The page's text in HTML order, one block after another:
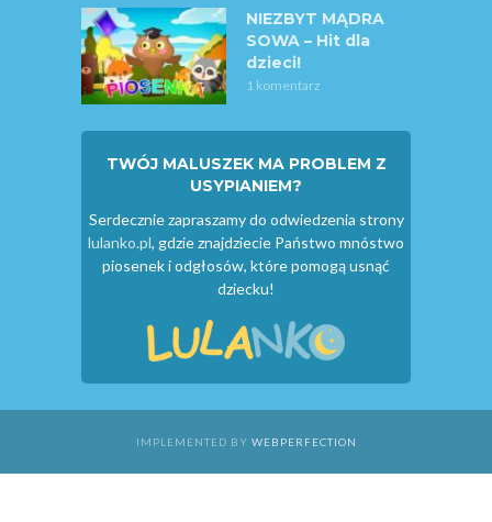
NIEZBYT MĄDRA
SOWA – Hit dla
dzieci!
1 komentarz
TWÓJ MALUSZEK MA PROBLEM Z
USYPIANIEM?
Serdecznie zapraszamy do odwiedzenia strony
lulanko.pl, gdzie znajdziecie Państwo mnóstwo
piosenek i odgłosów, które pomogą usnąć
dziecku!
IMPLEMENTED BY WEBPERFECTION